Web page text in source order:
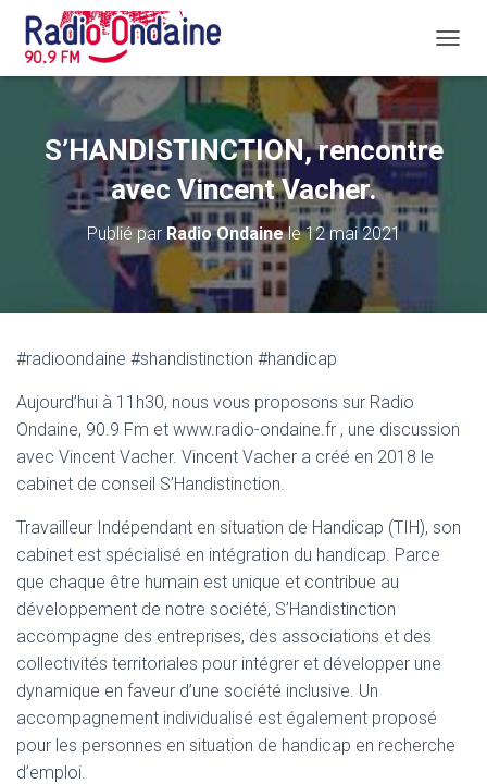
É
N
S’HANDISTINCTION, rencontre
avec Vincent Vacher.
Publié par Radio Ondainele12 mai 2021
#radioondaine #shandistinction #handicap
Aujourd’hui à 11h30, nous vous proposons sur Radio
Ondaine, 90.9 Fm et www.radio-ondaine.fr , une discussion
avec Vincent Vacher. Vincent Vacher a créé en 2018 le
cabinet de conseil S’Handistinction.
Travailleur Indépendant en situation de Handicap (TIH), son
cabinet est spécialisé en intégration du handicap. Parce
que chaque être humain est unique et contribue au
développement de notre société, S’Handistinction
accompagne des entreprises, des associations et des
collectivités territoriales pour intégrer et développer une
dynamique en faveur d’une société inclusive. Un
accompagnement individualisé est également proposé
pour les personnes en situation de handicap en recherche
d’emploi.